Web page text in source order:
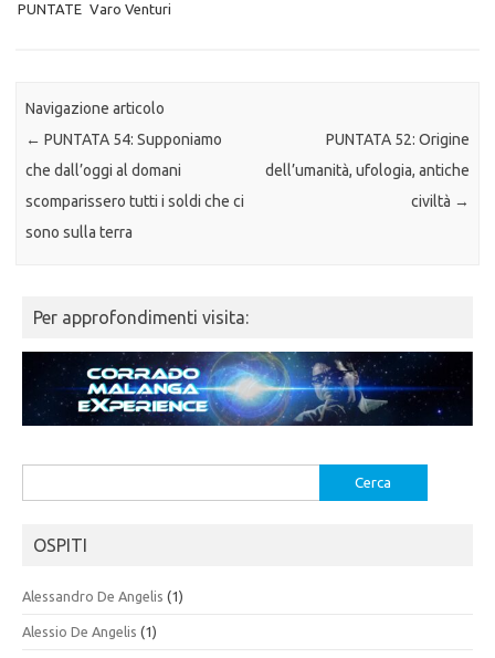
PUNTATE Varo Venturi
Navigazione articolo
← PUNTATA 54: Supponiamo
che dall’oggi al domani
scomparissero tutti i soldi che ci
sono sulla terra
PUNTATA 52: Origine
dell’umanità, ufologia, antiche
civiltà →
Per approfondimenti visita:
per:
OSPITI
Alessandro De Angelis (1)
Alessio De Angelis (1)